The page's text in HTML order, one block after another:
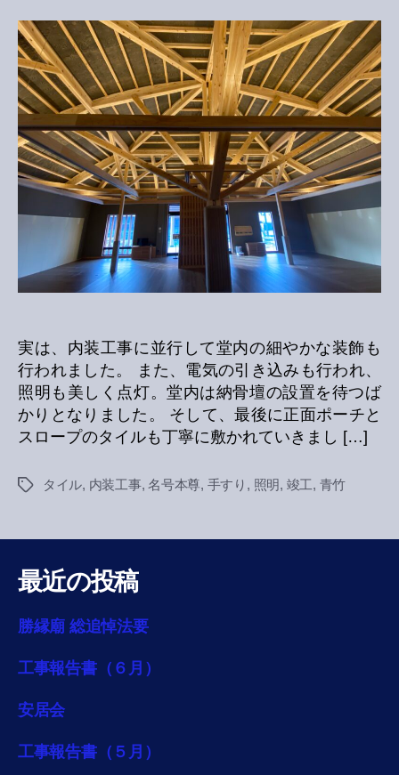
事
完
了
へ
の
実は、内装工事に並行して堂内の細やかな装飾も
行われました。 また、電気の引き込みも行われ、
照明も美しく点灯。堂内は納骨壇の設置を待つば
かりとなりました。 そして、最後に正面ポーチと
スロープのタイルも丁寧に敷かれていきまし […]
Tags タイル, 内装工事,名号本尊, 手すり , 照明, 竣工, 青竹
最近の投稿
勝縁廟 総追悼法要
工事報告書（６月）
安居会
工事報告書（５月）